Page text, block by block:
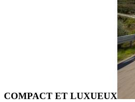
COMPACT ET LUXUEUX